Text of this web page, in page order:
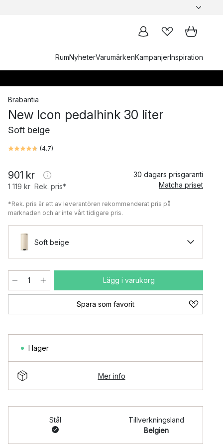
RumNyheterVarumärkenKampanjerInspiration
Brabantia
New Icon pedalhink 30 liter
Soft beige
(4.7)
901 kr
1 119 kr Rek. pris*
30 dagars prisgaranti
Matcha priset
*Rek. pris är ett av leverantören rekommenderat pris på
marknaden och är inte vårt tidigare pris.
Soft beige
Lägg i varukorg
Spara som favorit
I lager
Mer info
Stål
Tillverkningsland
Belgien